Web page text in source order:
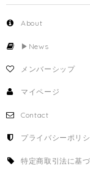
About
▶︎News
メンバーシップ
マイページ
Contact
プライバシーポリ
特定商取引法に基